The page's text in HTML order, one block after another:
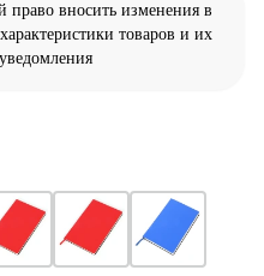
право вносить изменения в
товаров и их